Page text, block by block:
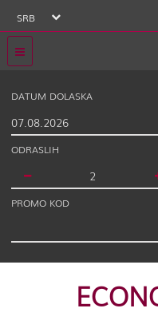
SRB
DATUM DOLASKA
ODRASLIH
PROMO KOD